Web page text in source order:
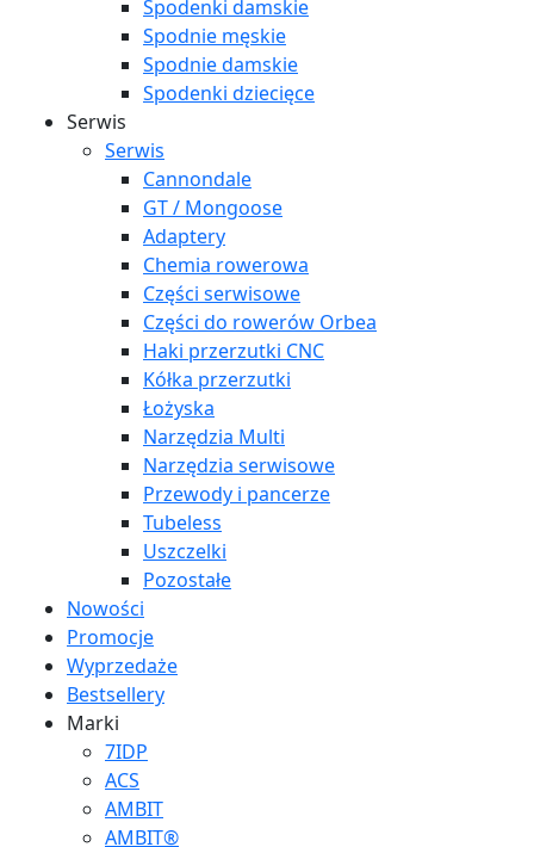
Spodenki damskie
Spodnie męskie
Spodnie damskie
Spodenki dziecięce
Serwis
Serwis
Cannondale
GT / Mongoose
Adaptery
Chemia rowerowa
Części serwisowe
Części do rowerów Orbea
Haki przerzutki CNC
Kółka przerzutki
Łożyska
Narzędzia Multi
Narzędzia serwisowe
Przewody i pancerze
Tubeless
Uszczelki
Pozostałe
Nowości
Promocje
Wyprzedaże
Bestsellery
Marki
7IDP
ACS
AMBIT
AMBIT®